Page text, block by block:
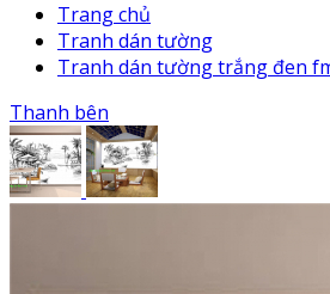
Trang chủ
Tranh dán tường
Tranh dán tường trắng đen
Thanh bên